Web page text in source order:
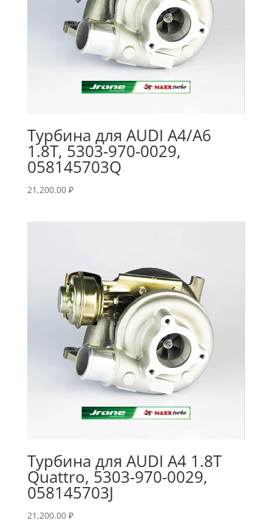
Турбина для AUDI A4/A6
1.8T, 5303-970-0029,
058145703Q
21,200.00 ₽
Турбина для AUDI A4 1.8T
Quattro, 5303-970-0029,
058145703J
21,200.00 ₽